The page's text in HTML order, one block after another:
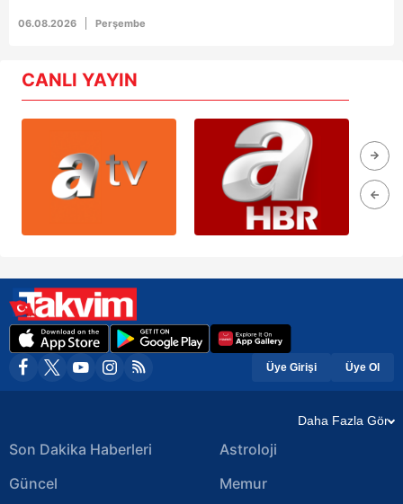
06.08.2026 Perşembe
CANLI YAYIN
Üye Girişi Üye Ol
Daha Fazla Gör
Son Dakika Haberleri
Güncel
Astroloji
Memur